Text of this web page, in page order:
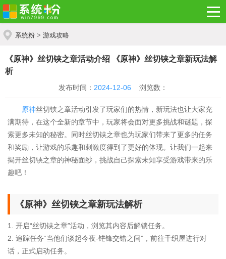
系统粉 > 游戏攻略
《原神》丝切铗之章活动介绍 《原神》丝切铗之章新玩法解
析
发布时间： 2024-12-06 浏览数：
原神丝切铗之章活动引发了玩家们的热情，新玩法也让大家充
满期待，在这个全新的章节中，玩家将会面对更多挑战和谜题，探
索更多未知的秘密。同时丝切铗之章也为玩家们带来了更多的任务
和奖励，让游戏的乐趣和刺激度得到了更好的体现。让我们一起来
揭开丝切铗之章的神秘面纱，挑战自己探索未知享受游戏带来的乐
趣吧！
《原神》丝切铗之章新玩法解析
1. 开启“丝切铗之章”活动，浏览其内容后解锁任务。
2. 追踪任务“当他们谈起今夜-铓锋交错之间”，前往千织屋进行对
话，正式启动任务。